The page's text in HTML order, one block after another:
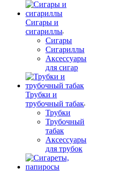
Сигары и
сигариллы
Сигары
Сигариллы
Аксессуары
для сигар
Трубки и
трубочный табак
Трубки
Трубочный
табак
Аксессуары
для трубок